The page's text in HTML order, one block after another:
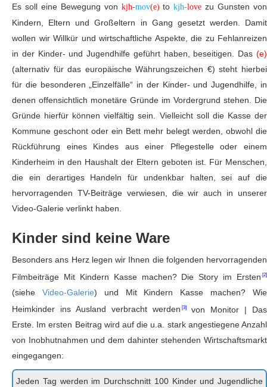
Es soll eine Bewegung von kjh-mov(e) tokjh-love zu Gunsten von
Kindern, Eltern und Großeltern in Gang gesetzt werden. Damit
wollen wir Willkür und wirtschaftliche Aspekte, die zu Fehlanreizen
in der Kinder- und Jugendhilfe geführt haben, beseitigen. Das (e)
(alternativ für das europäische Währungszeichen €) steht hierbei
für die besonderen „Einzelfälle“ in der Kinder- und Jugendhilfe, in
denen offensichtlich monetäre Gründe im Vordergrund stehen. Die
Gründe hierfür können vielfältig sein. Vielleicht soll die Kasse der
Kommune geschont oder ein Bett mehr belegt werden, obwohl die
Rückführung eines Kindes aus einer Pflegestelle oder einem
Kinderheim in den Haushalt der Eltern geboten ist. Für Menschen,
die ein derartiges Handeln für undenkbar halten, sei auf die
hervorragenden TV-Beiträge verwiesen, die wir auch in unserer
Video-Galerie verlinkt haben.
Kinder sind keine Ware
Besonders ans Herz legen wir Ihnen die folgenden hervorragenden
Filmbeiträge Mit Kindern Kasse machen? Die Story im Ersten
(siehe Video-Galerie) und Mit Kindern Kasse machen? Wie
Heimkinder ins Ausland verbracht werden
von Monitor | Das
Erste. Im ersten Beitrag wird auf die u.a. stark angestiegene Anzahl
von Inobhutnahmen und dem dahinter stehenden Wirtschaftsmarkt
eingegangen:
Jeden Tag werden im Durchschnitt 100 Kinder und Jugendliche